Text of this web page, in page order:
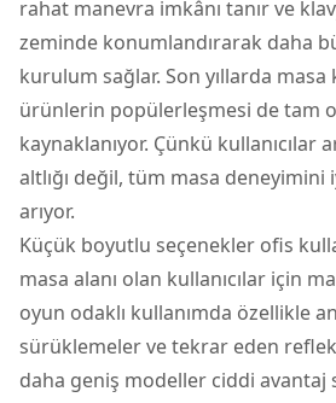
rahat manevra imkânı tanır ve
zeminde konumlandırarak daha
kurulum sağlar. Son yıllarda masa
ürünlerin popülerleşmesi de tam
kaynaklanıyor. Çünkü kullanıcılar
altlığı değil, tüm masa
arıyor.
Küçük boyutlu seçenekler ofis
masa alanı olan kullanıcılar için
oyun odaklı kullanımda özellikle
sürüklemeler ve tekrar eden
daha geniş modeller ciddi avantaj